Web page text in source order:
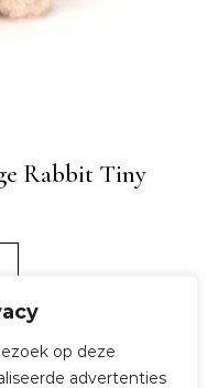
op deze
advertenties
Rabbit Tiny